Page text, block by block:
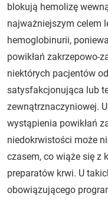
blokują hemolizę
najważniejszym celem
hemoglobinurii,
powikłań zakrzepowo-
niektórych pacjentów
satysfakcjonująca lub
zewnątrznaczyniowej.
wystąpienia powikłań
niedokrwistości może
czasem, co wiąże się z
preparatów krwi. U
obowiązującego